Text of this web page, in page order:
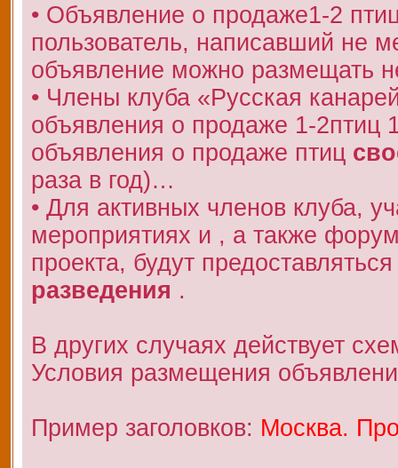
• Объявление о продаже1-2
пользователь, написавший не
объявление можно размещать
• Члены клуба «Русская
объявления о продаже 1-
объявления о продаже птиц
раза в год)…
• Для активных членов клуба,
мероприятиях и , а также
проекта, будут
разведения .
В других случаях действует
Условия размещения
Пример заголовков: Москва.